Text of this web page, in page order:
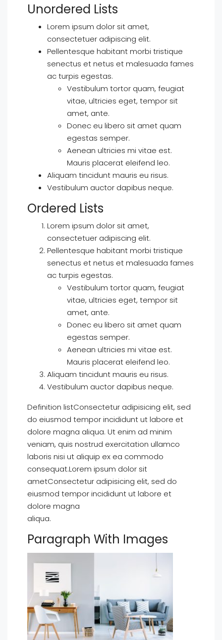
Unordered Lists
Lorem ipsum dolor sit amet,
consectetuer adipiscing elit.
Pellentesque habitant morbi tristique
senectus et netus et malesuada fames
ac turpis egestas.
Vestibulum tortor quam, feugiat
vitae, ultricies eget, tempor sit
amet, ante.
Donec eu libero sit amet quam
egestas semper.
Aenean ultricies mi vitae est.
Mauris placerat eleifend leo.
Aliquam tincidunt mauris eu risus.
Vestibulum auctor dapibus neque.
Ordered Lists
Lorem ipsum dolor sit amet,
consectetuer adipiscing elit.
Pellentesque habitant morbi tristique
senectus et netus et malesuada fames
ac turpis egestas.
Vestibulum tortor quam, feugiat
vitae, ultricies eget, tempor sit
amet, ante.
Donec eu libero sit amet quam
egestas semper.
Aenean ultricies mi vitae est.
Mauris placerat eleifend leo.
Aliquam tincidunt mauris eu risus.
Vestibulum auctor dapibus neque.
Definition listConsectetur adipisicing elit, sed
do eiusmod tempor incididunt ut labore et
dolore magna aliqua. Ut enim ad minim
veniam, quis nostrud exercitation ullamco
laboris nisi ut aliquip ex ea commodo
consequat.Lorem ipsum dolor sit
ametConsectetur adipisicing elit, sed do
eiusmod tempor incididunt ut labore et
dolore magna
aliqua.
Paragraph With Images